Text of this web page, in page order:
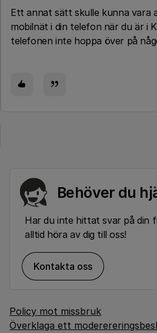
Ett annat sätt skulle kunna vara
mobilnät i din telefon när du är i
telefonen inte hoppa över på
Behöver du
Har du inte hittat svar på din
alltid höra av dig till oss!
Kontakta oss
Policy mot missbruk
Överklaga ett